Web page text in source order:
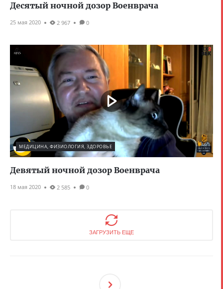
Десятый ночной дозор Военврача
25 мая 2020 2 967 0
МЕДИЦИНА, ФИЗИОЛОГИЯ, ЗДОРОВЬЕ
Девятый ночной дозор Военврача
18 мая 2020 2 585 0
ЗАГРУЗИТЬ ЕЩЕ
Ующ